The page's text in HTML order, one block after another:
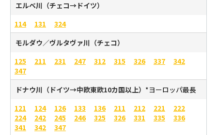
エルベ川（チェコ→ドイツ）
114
131
324
モルダウ／ヴルタヴァ川（チェコ）
125
211 231 247 312 315 326 337
342
347
ドナウ川（ドイツ→中欧東欧10カ国以上） *ヨーロッパ最長
121
124 126 133 136 211 212 221
222
224
242 245 246 325 326 331 335
336
341
342
347